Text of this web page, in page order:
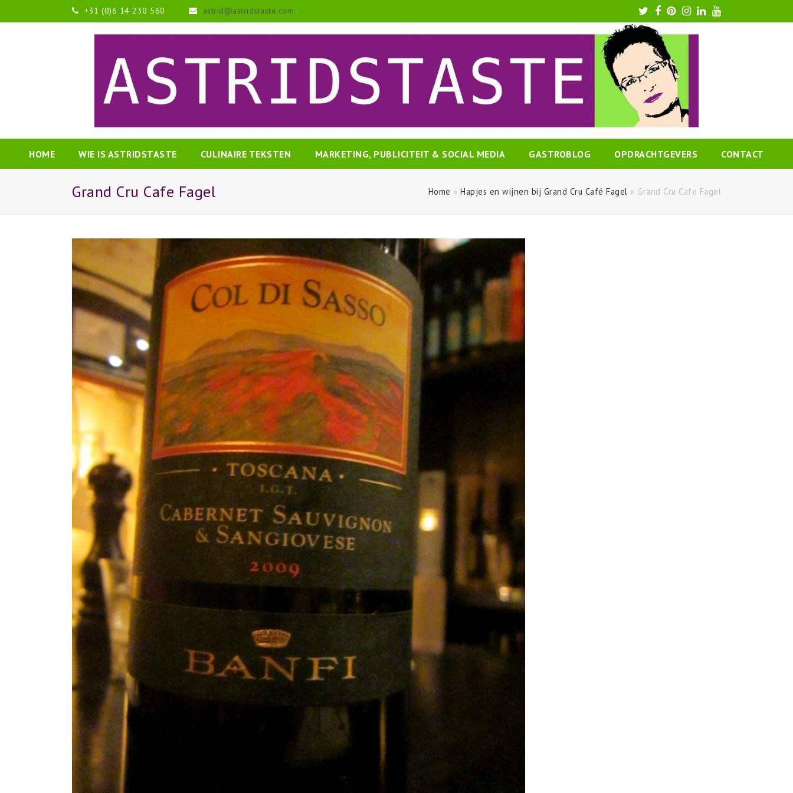
+31 (0)6 14 230 560 astrid@astridstaste.com Twitter
Facebook
Pinterest
Instagram
LinkedIn
Youtube
HOME WIE IS ASTRIDSTASTE CULINAIRE TEKSTEN MARKETING, PUBLICITEIT & SOCIAL MEDIA GASTROBLOG OPDRACHTGEVERS CONTACT
Grand Cru Cafe Fagel Home » Hapjes en wijnen bij Grand Cru Café Fagel » Grand Cru Cafe Fagel